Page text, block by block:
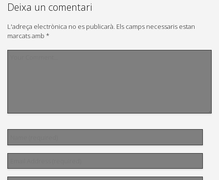
Deixa un comentari
L'adreça electrònica no es publicarà. Els camps necessaris estan
marcats amb *